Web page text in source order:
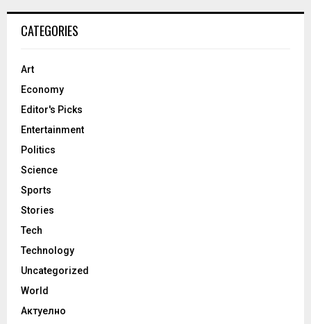
CATEGORIES
Art
Economy
Editor's Picks
Entertainment
Politics
Science
Sports
Stories
Tech
Technology
Uncategorized
World
Актуелно